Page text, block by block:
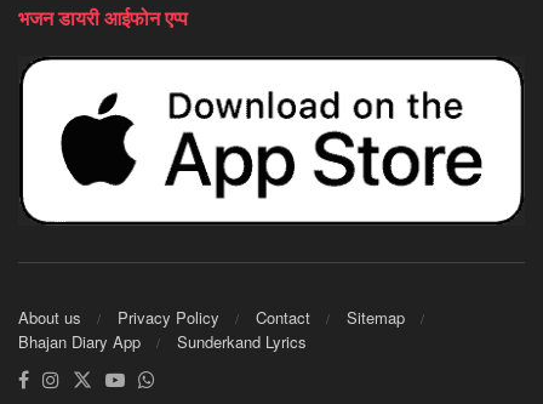
भजन डायरी आईफोन एप्प
About us Privacy Policy Contact
Sitemap
Bhajan Diary App
Sunderkand Lyrics